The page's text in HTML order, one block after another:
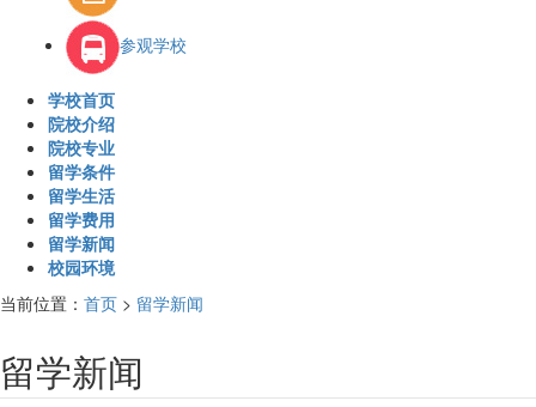
参观学校
学校首页
院校介绍
院校专业
留学条件
留学生活
留学费用
留学新闻
校园环境
当前位置： 首页 > 留学新闻
留学新闻